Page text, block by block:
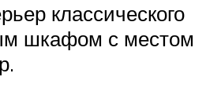
классического
шкафом с местом